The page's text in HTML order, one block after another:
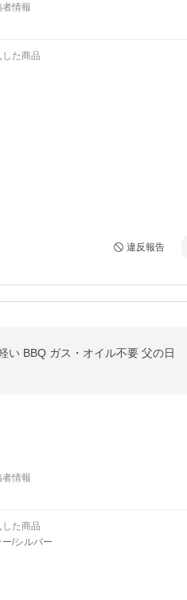
者情報
した商品
違反報告
い BBQ ガス・オイル不要 父の日
者情報
した商品
ー/シルバー